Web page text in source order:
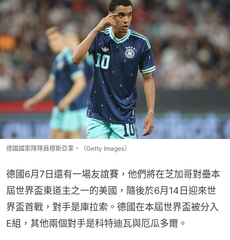
德國國家隊隊員穆斯亞拿。（Getty Images）
德國6月7日還有一場友誼賽，他們將在芝加哥對壘本
屆世界盃東道主之一的美國，隨後於6月14日迎來世
界盃首戰，對手是庫拉索。德國在本屆世界盃被分入
E組，其他兩個對手是科特迪瓦與厄瓜多爾。